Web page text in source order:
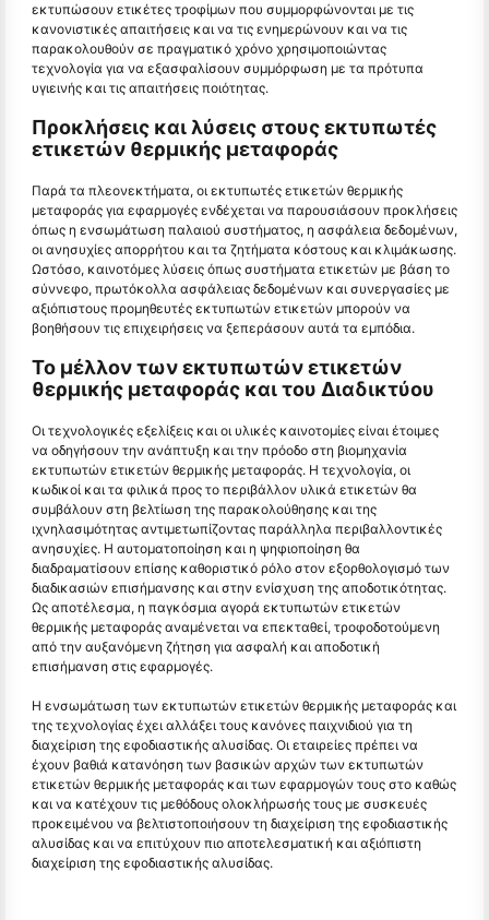
εκτυπώσουν ετικέτες τροφίμων που συμμορφώνονται με τις
κανονιστικές απαιτήσεις και να τις ενημερώνουν και να τις
παρακολουθούν σε πραγματικό χρόνο χρησιμοποιώντας
τεχνολογία για να εξασφαλίσουν συμμόρφωση με τα πρότυπα
υγιεινής και τις απαιτήσεις ποιότητας.
Προκλήσεις και λύσεις στους εκτυπωτές
ετικετών θερμικής μεταφοράς
Παρά τα πλεονεκτήματα, οι εκτυπωτές ετικετών θερμικής
μεταφοράς για εφαρμογές ενδέχεται να παρουσιάσουν προκλήσεις
όπως η ενσωμάτωση παλαιού συστήματος, η ασφάλεια δεδομένων,
οι ανησυχίες απορρήτου και τα ζητήματα κόστους και κλιμάκωσης.
Ωστόσο, καινοτόμες λύσεις όπως συστήματα ετικετών με βάση το
σύννεφο, πρωτόκολλα ασφάλειας δεδομένων και συνεργασίες με
αξιόπιστους προμηθευτές εκτυπωτών ετικετών μπορούν να
βοηθήσουν τις επιχειρήσεις να ξεπεράσουν αυτά τα εμπόδια.
Το μέλλον των εκτυπωτών ετικετών
θερμικής μεταφοράς και του Διαδικτύου
Οι τεχνολογικές εξελίξεις και οι υλικές καινοτομίες είναι έτοιμες
να οδηγήσουν την ανάπτυξη και την πρόοδο στη βιομηχανία
εκτυπωτών ετικετών θερμικής μεταφοράς. Η τεχνολογία, οι
κωδικοί και τα φιλικά προς το περιβάλλον υλικά ετικετών θα
συμβάλουν στη βελτίωση της παρακολούθησης και της
ιχνηλασιμότητας αντιμετωπίζοντας παράλληλα περιβαλλοντικές
ανησυχίες. Η αυτοματοποίηση και η ψηφιοποίηση θα
διαδραματίσουν επίσης καθοριστικό ρόλο στον εξορθολογισμό των
διαδικασιών επισήμανσης και στην ενίσχυση της αποδοτικότητας.
Ως αποτέλεσμα, η παγκόσμια αγορά εκτυπωτών ετικετών
θερμικής μεταφοράς αναμένεται να επεκταθεί, τροφοδοτούμενη
από την αυξανόμενη ζήτηση για ασφαλή και αποδοτική
επισήμανση στις εφαρμογές.
Η ενσωμάτωση των εκτυπωτών ετικετών θερμικής μεταφοράς και
της τεχνολογίας έχει αλλάξει τους κανόνες παιχνιδιού για τη
διαχείριση της εφοδιαστικής αλυσίδας. Οι εταιρείες πρέπει να
έχουν βαθιά κατανόηση των βασικών αρχών των εκτυπωτών
ετικετών θερμικής μεταφοράς και των εφαρμογών τους στο καθώς
και να κατέχουν τις μεθόδους ολοκλήρωσής τους με συσκευές
προκειμένου να βελτιστοποιήσουν τη διαχείριση της εφοδιαστικής
αλυσίδας και να επιτύχουν πιο αποτελεσματική και αξιόπιστη
διαχείριση της εφοδιαστικής αλυσίδας.